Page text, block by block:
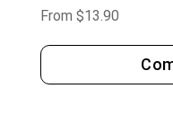
From $13.90